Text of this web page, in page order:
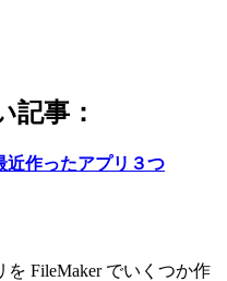
記事：
近作ったアプリ３つ
FileMaker でいくつか作